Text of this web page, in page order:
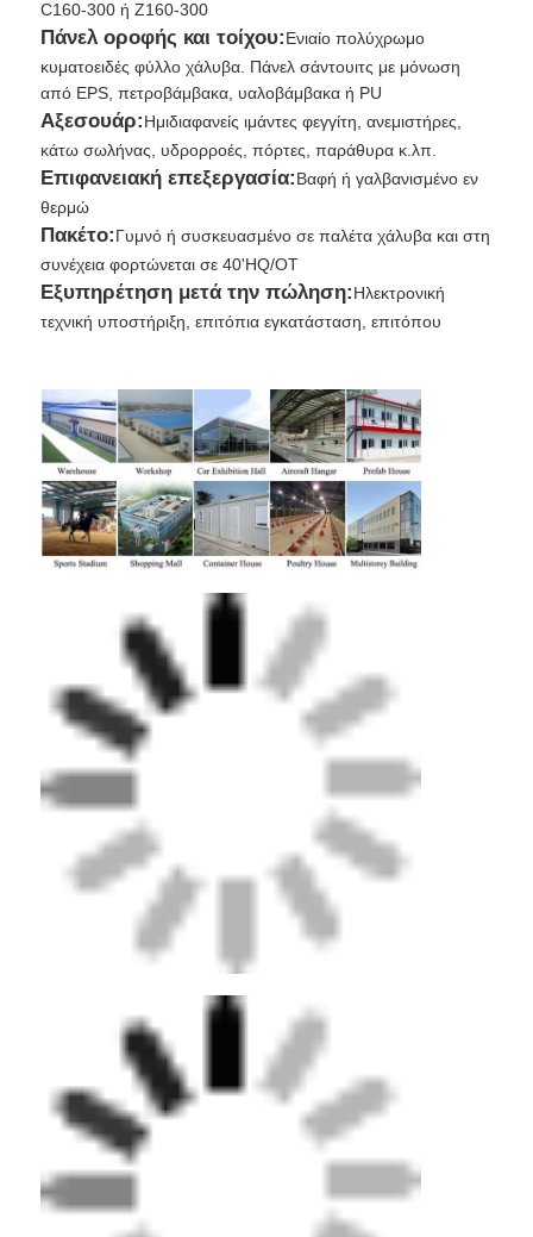
C160-300 ή Z160-300
Πάνελ οροφής και τοίχου:Ενιαίο πολύχρωμο
κυματοειδές φύλλο χάλυβα. Πάνελ σάντουιτς με μόνωση
από EPS, πετροβάμβακα, υαλοβάμβακα ή PU
Αξεσουάρ:Ημιδιαφανείς ιμάντες φεγγίτη, ανεμιστήρες,
κάτω σωλήνας, υδρορροές, πόρτες, παράθυρα κ.λπ.
Επιφανειακή επεξεργασία:Βαφή ή γαλβανισμένο εν
θερμώ
Πακέτο:Γυμνό ή συσκευασμένο σε παλέτα χάλυβα και στη
συνέχεια φορτώνεται σε 40'HQ/OT
Εξυπηρέτηση μετά την πώληση:Ηλεκτρονική
τεχνική υποστήριξη, επιτόπια εγκατάσταση, επιτόπου